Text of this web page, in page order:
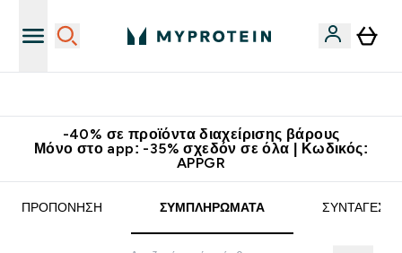
-40% σε προϊόντα διαχείρισης βάρους
Μόνο στο app: -35% σχεδόν σε όλα | Κωδικός:
APPGR
ΠΡΟΠΌΝΗΣΗ ΣΥΜΠΛΗΡΏΜΑΤΑ ΣΥΝΤΑΓΈΣ